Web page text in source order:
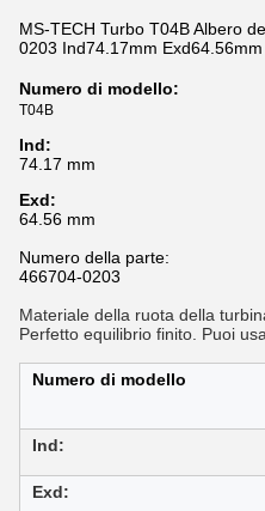
MS-TECH Turbo T04B Albero
0203 Ind74.17mm Exd64.56mm
Numero di modello:
T04B
Ind:
74.17 mm
Exd:
64.56 mm
Numero della parte:
466704-0203
Materiale della ruota della
Perfetto equilibrio finito. Puoi
Numero di modello
Ind:
Exd: